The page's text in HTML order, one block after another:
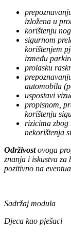
izložena u
korištenju
sigurnom
korištenjem
između
prolasku
automobila
uspostavi
propisnom,
korištenju
rizicima zbog
nekorištenja
Održivostovoga
znanja i iskustva za
pozitivno na
Sadržaj modula
Djeca kao pješaci